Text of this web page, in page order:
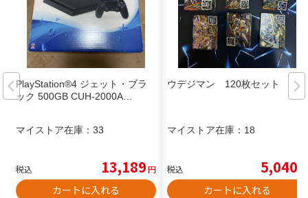
PlayStation®4 ジェット・ブラ
ック 500GB CUH-2000A…
マイストア在庫： 33
税込 13,189円
カートに入れる
ウデジマン 120枚セット
マイストア在庫： 18
税込 5,040
カートに入れる